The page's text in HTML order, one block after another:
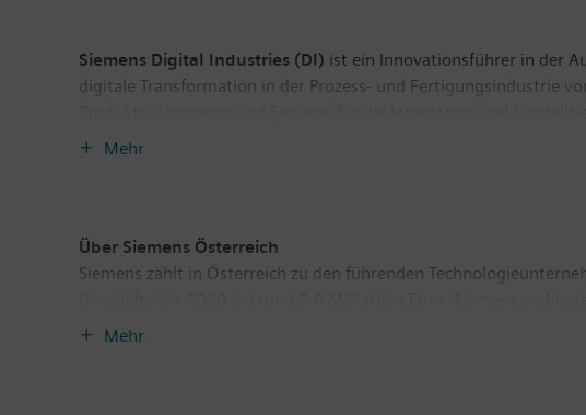
Siemens Digital Industries (DI) ist ein Innovationsführer in der
digitale Transformation in der Prozess- und Fertigungsindustrie
Branchen, ermöglicht das einmalige Portfolio Kunden, ihre
Mehr
Über Siemens Österreich
Siemens zählt in Österreich zu den führenden
zu erzielen. Das Unternehmen setzt schwerpunktmäßig auf die
Mehr